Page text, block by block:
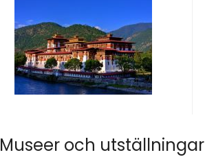
Museer och utställningar